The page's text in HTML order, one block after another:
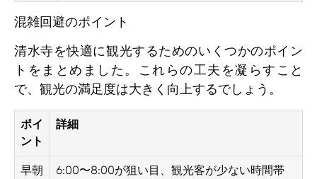
混雑回避のポイント
清水寺を快適に観光するためのいくつかのポイン
トをまとめました。これらの工夫を凝らすこと
で、観光の満足度は大きく向上するでしょう。
ポイ
ント
詳細
早朝
6:00〜8:00が狙い目、観光客が少ない時間帯